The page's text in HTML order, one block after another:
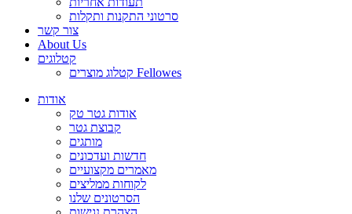
סרטוני התקנות ותקלות
צור קשר
About Us
קטלוגים
קטלוג מוצרים Fellowes
אודות
אודות גטר טק
קבוצת גטר
מותגים
חדשות ועדכונים
מאמרים מקצועיים
לקוחות ממליצים
הסרטונים שלנו